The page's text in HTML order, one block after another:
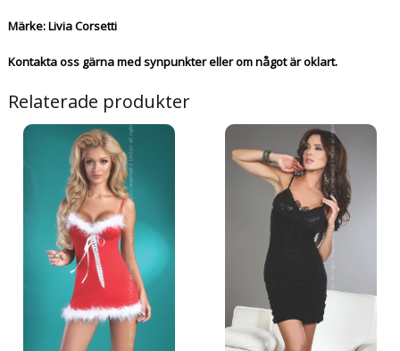
Märke: Livia Corsetti
Kontakta oss gärna med synpunkter eller om något är oklart.
Relaterade produkter